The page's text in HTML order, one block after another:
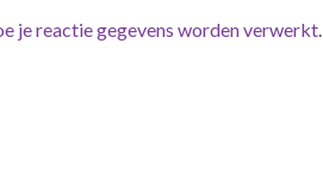
je reactie gegevens worden verwerkt.